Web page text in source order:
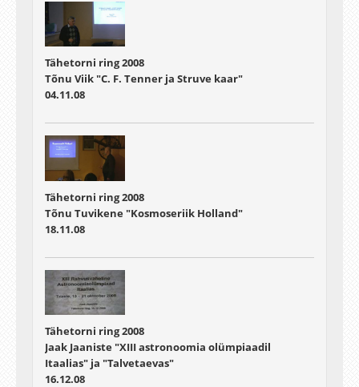
Tähetorni ring 2008
Tõnu Viik "C. F. Tenner ja Struve kaar"
04.11.08
Tähetorni ring 2008
Tõnu Tuvikene "Kosmoseriik Holland"
18.11.08
Tähetorni ring 2008
Jaak Jaaniste "XIII astronoomia olümpiaadil
Itaalias" ja "Talvetaevas"
16.12.08